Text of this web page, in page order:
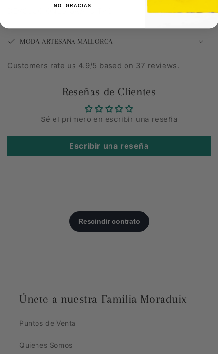
DEVOLUCIONES GRATUITAS
MODA ARTESANA MALLORCA
Customers rate us 4.9/5 based on 37 reviews.
Reseñas de Clientes
Sé el primero en escribir una reseña
Escribir una reseña
Únete a nuestra Familia Moraduix
Puntos de Venta
Quienes Somos
NO, GRACIAS